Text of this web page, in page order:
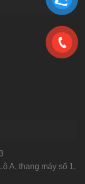
A, thang máy số 1,